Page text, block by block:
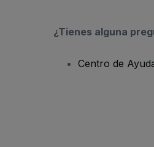
¿Tienes alguna
Centro de